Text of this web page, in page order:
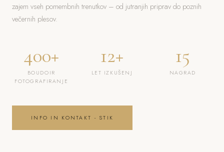
zajem vseh pomembnih trenutkov – od jutranjih priprav do poznih
večernih plesov.
400+
BOUDOIR
FOTOGRAFIRANJE
12+
LET IZKUŠENJ
15
NAGRAD
INFO IN KONTAKT - STIK